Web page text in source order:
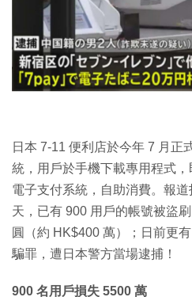
日本 7-11 便利店於今年 7 月正
統，用戶於手機下載專用程式，
電子支付系統，自助消費。報
天，已有 900 用戶的帳號被盜
圓（約 HK$400 萬）；日前更
騙罪，遭日本警方當場逮捕！
900 名用戶損失 5500 萬